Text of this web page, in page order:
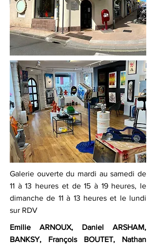
Galerie ouverte du mardi au samedi de
11 à 13 heures et de 15 à 19 heures, le
dimanche de 11 à 13 heures et le lundi
sur RDV
Emilie ARNOUX, Daniel ARSHAM,
BANKSY, François BOUTET, Nathan